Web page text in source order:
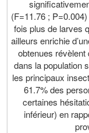
(F=11.76 ;
fois plus de larves
ailleurs enrichie
obtenues révèlent
dans la population
les principaux
61.7% des
certaines
inférieur) en